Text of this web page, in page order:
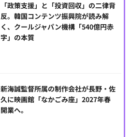
「政策支援」と「投資回収」の二律背
反。韓国コンテンツ振興院が読み解
く、クールジャパン機構「540億円赤
字」の本質
新海誠監督所属の制作会社が長野・佐
久に映画館「なかごみ座」2027年春
開業へ。